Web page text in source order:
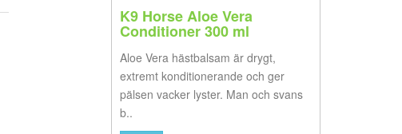
K9 Horse Aloe Vera
Conditioner 300 ml
Aloe Vera hästbalsam är drygt,
extremt konditionerande och ger
pälsen vacker lyster. Man och svans
b..